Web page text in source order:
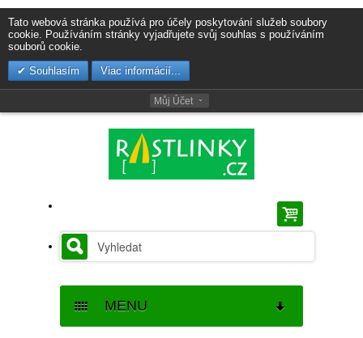
Tato webová stránka používá pro účely poskytování služeb soubory
cookie. Používáním stránky vyjadřujete svůj souhlas s používáním
souborů cookie.
Souhlasím
Viac informácií...
Můj Účet
MENU